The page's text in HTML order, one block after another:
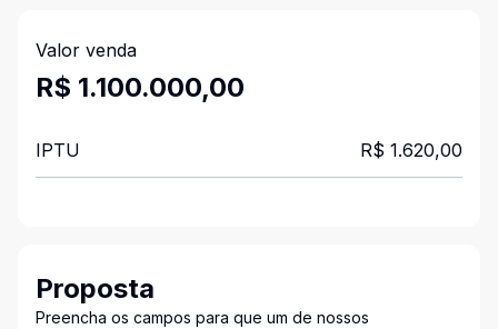
Valor venda
R$ 1.100.000,00
IPTU R$ 1.620,00
Proposta
Preencha os campos para que um de nossos